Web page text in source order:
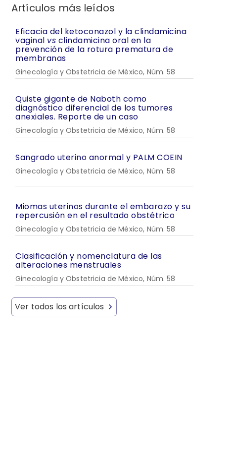
Artículos más leídos
Eficacia del ketoconazol y la clindamicina
vaginal vs clindamicina oral en la
prevención de la rotura prematura de
membranas
Ginecología y Obstetricia de México, Núm. 58
Quiste gigante de Naboth como
diagnóstico diferencial de los tumores
anexiales. Reporte de un caso
Ginecología y Obstetricia de México, Núm. 58
Sangrado uterino anormal y PALM COEIN
Ginecología y Obstetricia de México, Núm. 58
Miomas uterinos durante el embarazo y su
repercusión en el resultado obstétrico
Ginecología y Obstetricia de México, Núm. 58
Clasificación y nomenclatura de las
alteraciones menstruales
Ginecología y Obstetricia de México, Núm. 58
Ver todos los artículos